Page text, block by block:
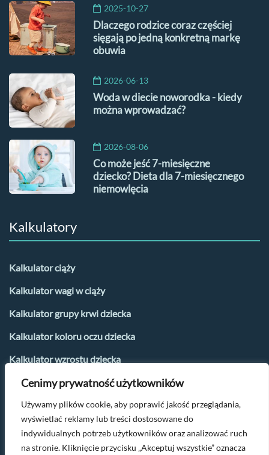
Cenimy prywatność użytkowników
Używamy plików cookie, aby poprawić jakość przeglądania,
wyświetlać reklamy lub treści dostosowane do
indywidualnych potrzeb użytkowników oraz analizować ruch
na stronie. Kliknięcie przycisku „Akceptuj wszystkie” oznacza
2025-10-27
Dlaczego rodzice coraz częściej
sięgają po jedną konkretną markę
obuwia
2026-06-13
Woda w diecie noworodka - kiedy
można wprowadzać?
2026-08-06
Co może jeść 7-miesięczne
dziecko? Dieta dla 7-miesięcznego
niemowlęcia
Kalkulatory
Kalkulator ciąży
Kalkulator wagi w ciąży
Kalkulator grupy krwi dziecka
Kalkulator koloru oczu dziecka
Kalkulator wzrostu dziecka
Kalkulator płci dziecka
Kalkulator urlopu macierzyńskiego
Kalkulator dni płodnych i owulacji